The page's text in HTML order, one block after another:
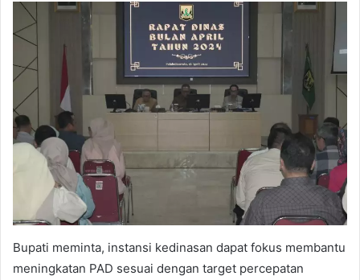
Bupati meminta, instansi kedinasan dapat fokus membantu
meningkatan PAD sesuai dengan target percepatan